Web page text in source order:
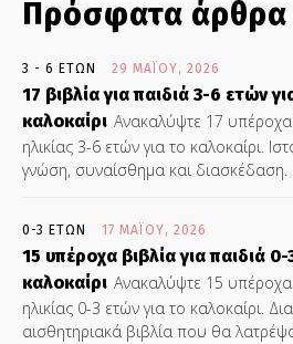
Πρόσφατα άρθρα
3 - 6 ΕΤΏΝ 29 ΜΑΪ́ΟΥ, 2026
17 βιβλία για παιδιά 3-6 ετών
καλοκαίρι Ανακαλύψτε 17 υπέροχα
ηλικίας 3-6 ετών για το καλοκαίρι.
γνώση, συναίσθημα και διασκέδαση.
0-3 ΕΤΏΝ 17 ΜΑΪ́ΟΥ, 2026
15 υπέροχα βιβλία για παιδιά
καλοκαίρι Ανακαλύψτε 15 υπέροχα
ηλικίας 0-3 ετών για το καλοκαίρι.
αισθητηριακά βιβλία που θα